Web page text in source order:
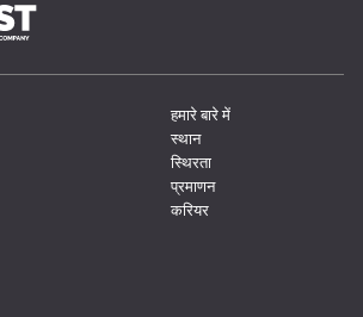
हमारे बारे में
स्थान
स्थिरता
प्रमाणन
करियर